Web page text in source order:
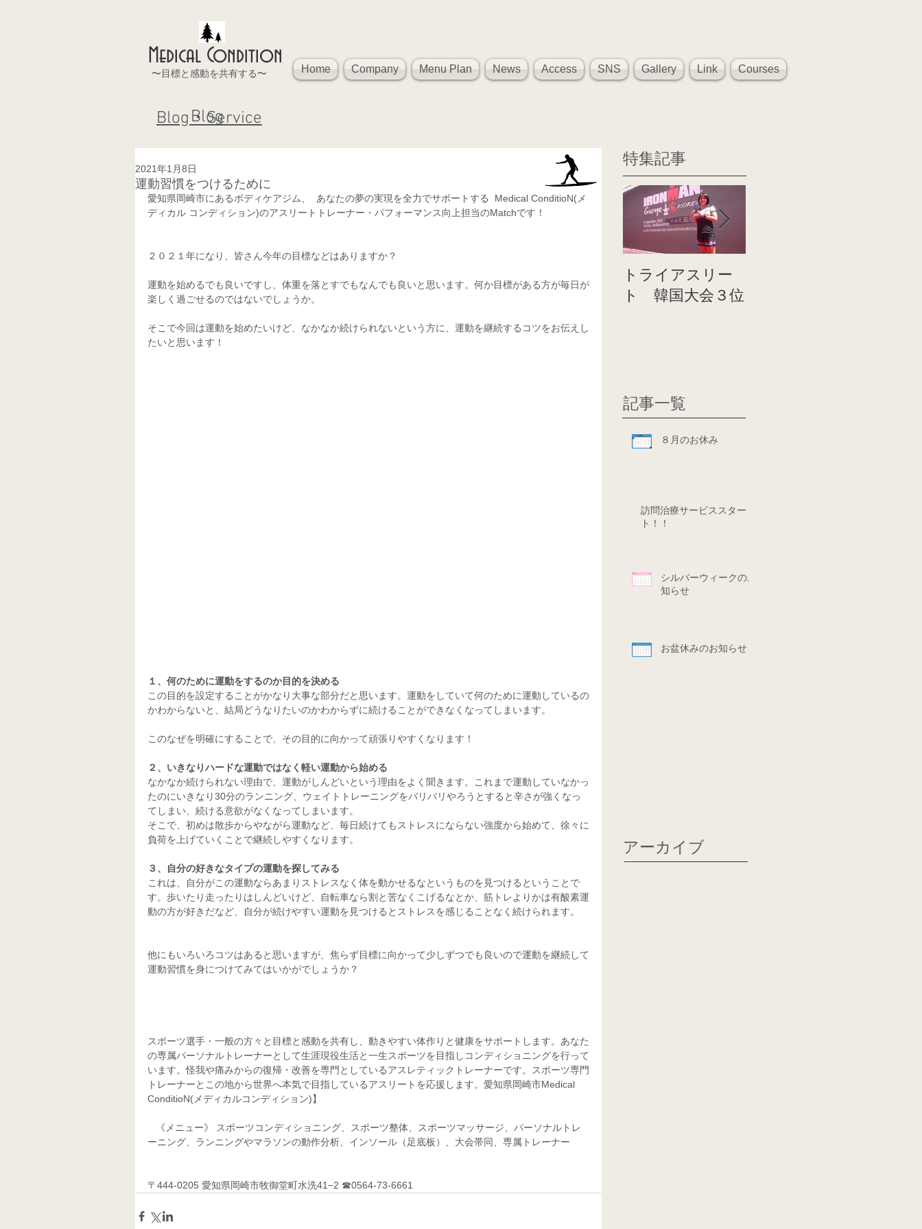
Medical Condition
〜目標と感動を共有する〜 Home Company Menu Plan News Access SNS Gallery Link Courses
Blog
Blog・Service
運動習慣をつけるために
2021年1月8日
愛知県岡崎市にあるボディケアジム、  あなたの夢の実現を全力でサポートする  Medical ConditioN(メ
ディカル コンディション)のアスリートトレーナー・パフォーマンス向上担当のMatchです！
２０２１年になり、皆さん今年の目標などはありますか？
運動を始めるでも良いですし、体重を落とすでもなんでも良いと思います。何か目標がある方が毎日が
楽しく過ごせるのではないでしょうか。
そこで今回は運動を始めたいけど、なかなか続けられないという方に、運動を継続するコツをお伝えし
たいと思います！
１、何のために運動をするのか目的を決める
この目的を設定することがかなり大事な部分だと思います。運動をしていて何のために運動しているの
かわからないと、結局どうなりたいのかわからずに続けることができなくなってしまいます。
このなぜを明確にすることで、その目的に向かって頑張りやすくなります！
２、いきなりハードな運動ではなく軽い運動から始める
なかなか続けられない理由で、運動がしんどいという理由をよく聞きます。これまで運動していなかっ
たのにいきなり30分のランニング、ウェイトトレーニングをバリバリやろうとすると辛さが強くなっ
てしまい、続ける意欲がなくなってしまいます。
そこで、初めは散歩からやながら運動など、毎日続けてもストレスにならない強度から始めて、徐々に
負荷を上げていくことで継続しやすくなります。
３、自分の好きなタイプの運動を探してみる
これは、自分がこの運動ならあまりストレスなく体を動かせるなというものを見つけるということで
す。歩いたり走ったりはしんどいけど、自転車なら割と苦なくこげるなとか、筋トレよりかは有酸素運
動の方が好きだなど、自分が続けやすい運動を見つけるとストレスを感じることなく続けられます。
他にもいろいろコツはあると思いますが、焦らず目標に向かって少しずつでも良いので運動を継続して
運動習慣を身につけてみてはいかがでしょうか？
スポーツ選手・一般の方々と目標と感動を共有し、動きやすい体作りと健康をサポートします。あなた
の専属パーソナルトレーナーとして生涯現役生活と一生スポーツを目指しコンディショニングを行って
います。怪我や痛みからの復帰・改善を専門としているアスレティックトレーナーです。スポーツ専門
トレーナーとこの地から世界へ本気で目指しているアスリートを応援します。愛知県岡崎市Medical
ConditioN(メディカルコンディション)】
ーニング、ランニングやマラソンの動作分析、インソール（足底板）、大会帯同、専属トレーナー
〒444-0205 愛知県岡崎市牧御堂町水洗41−2 ☎0564-73-6661
特集記事
トライアスリー
ト 韓国大会３位
記事一覧
８月のお休み
訪問治療サービススター
ト！！
シルバーウィークのお
知らせ
お盆休みのお知らせ
アーカイブ